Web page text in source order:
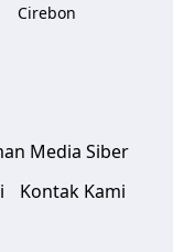
Cirebon
Media Siber
Kontak Kami